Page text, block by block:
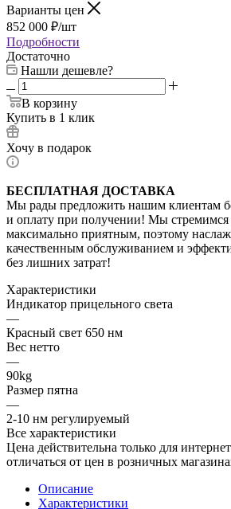
Варианты цен
852 000 ₽/шт
Подробности
Достаточно
Нашли дешевле?
В корзину
Купить в 1 клик
Хочу в подарок
БЕСПЛАТНАЯ ДОСТАВКА
Мы рады предложить нашим клиентам
и оплату при получении! Мы стремимся
максимально приятным, поэтому
качественным обслуживанием и
без лишних затрат!
Характеристики
Индикатор прицельного света
—
Красный свет 650 нм
Вес нетто
—
90kg
Размер пятна
—
2-10 нм регулируемый
Все характеристики
Цена действительна только для
отличаться от цен в розничных
Описание
Характеристики